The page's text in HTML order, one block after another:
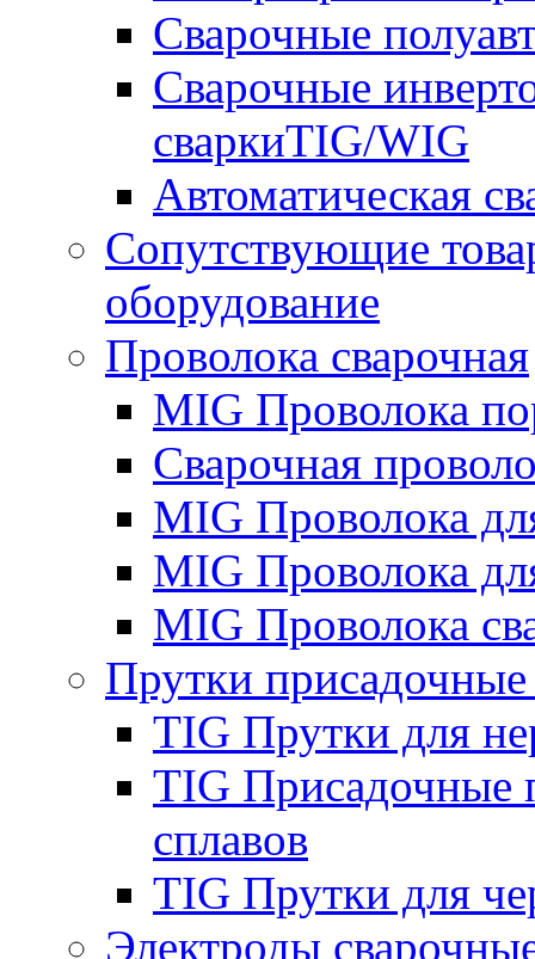
Сварочные
Сварочные
сваркиTIG/WIG
Автоматическая
Сопутствующие
оборудование
Проволока сварочная
MIG Проволока
Сварочная
MIG Проволока
MIG Проволока
MIG Проволока
Прутки
TIG Прутки для
TIG Присадочные
сплавов
TIG Прутки для
Электроды